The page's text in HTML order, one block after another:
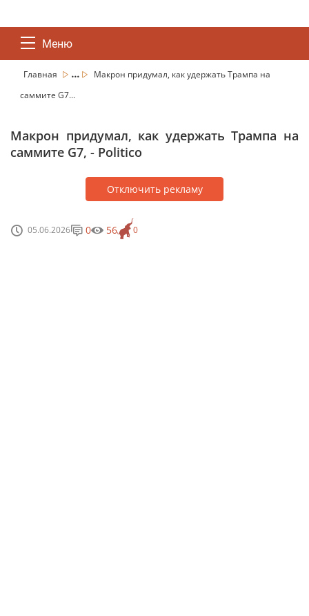
Меню
Главная ...
Макрон придумал, как удержать Трампа на
саммите G7...
Макрон придумал, как удержать Трампа на
саммите G7, - Politico
Отключить рекламу
05.06.2026 0
0 56